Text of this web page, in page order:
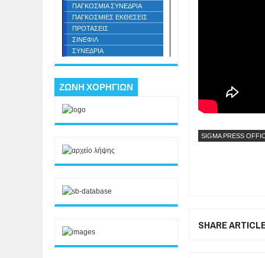
SIGMA PRESS
SHARE
ΠΑΓΚΟΣΜΙΑ ΣΥΝΕΔΡΙΑ
ΠΑΓΚΟΣΜΙΕΣ ΕΚΘΕΣΕΙΣ
ΠΡΟΤΑΣΕΙΣ
ΣΙΝΕΦΙΛ
ΣΥΝΕΔΡΙΑ
ΖΩΝΗ ΧΟΡΗΓΙΩΝ